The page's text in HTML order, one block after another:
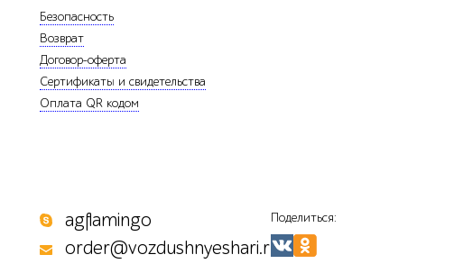
Безопасность
Возврат
Договор-оферта
Сертификаты и свидетельства
Оплата QR кодом
agflamingo
order@vozdushnyeshari.ru
Поделиться: